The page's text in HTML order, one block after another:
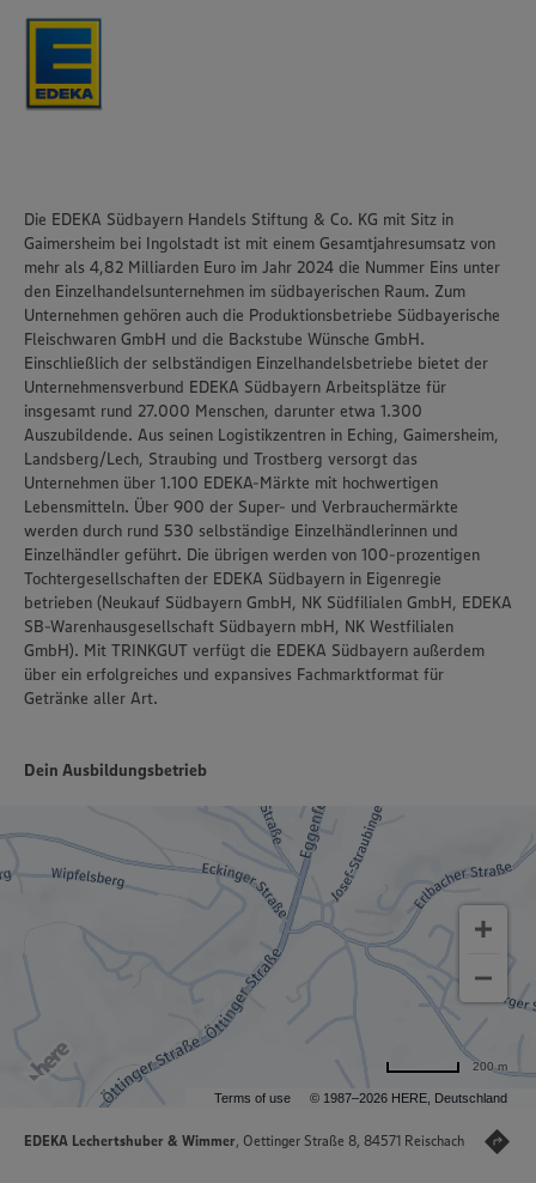
Die EDEKA Südbayern Handels Stiftung & Co. KG mit Sitz in
Gaimersheim bei Ingolstadt ist mit einem Gesamtjahresumsatz von
mehr als 4,82 Milliarden Euro im Jahr 2024 die Nummer Eins unter
den Einzelhandelsunternehmen im südbayerischen Raum. Zum
Unternehmen gehören auch die Produktionsbetriebe Südbayerische
Fleischwaren GmbH und die Backstube Wünsche GmbH.
Einschließlich der selbständigen Einzelhandelsbetriebe bietet der
Unternehmensverbund EDEKA Südbayern Arbeitsplätze für
insgesamt rund 27.000 Menschen, darunter etwa 1.300
Auszubildende. Aus seinen Logistikzentren in Eching, Gaimersheim,
Landsberg/Lech, Straubing und Trostberg versorgt das
Unternehmen über 1.100 EDEKA-Märkte mit hochwertigen
Lebensmitteln. Über 900 der Super- und Verbrauchermärkte
werden durch rund 530 selbständige Einzelhändlerinnen und
Einzelhändler geführt. Die übrigen werden von 100-prozentigen
Tochtergesellschaften der EDEKA Südbayern in Eigenregie
betrieben (Neukauf Südbayern GmbH, NK Südfilialen GmbH, EDEKA
SB-Warenhausgesellschaft Südbayern mbH, NK Westfilialen
GmbH). Mit TRINKGUT verfügt die EDEKA Südbayern außerdem
über ein erfolgreiches und expansives Fachmarktformat für
Getränke aller Art.
Dein Ausbildungsbetrieb
Terms of use © 1987–2026 HERE, Deutschland
200 m
EDEKA Lechertshuber & Wimmer, Oettinger Straße 8, 84571 Reischach